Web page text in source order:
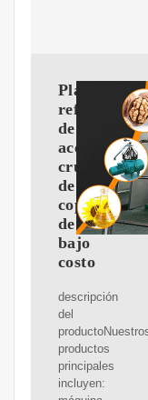
Planta
refinadora
de
aceite
crudo
de
copra
de
bajo
costo
descripción
del
productos
principales
incluyen: